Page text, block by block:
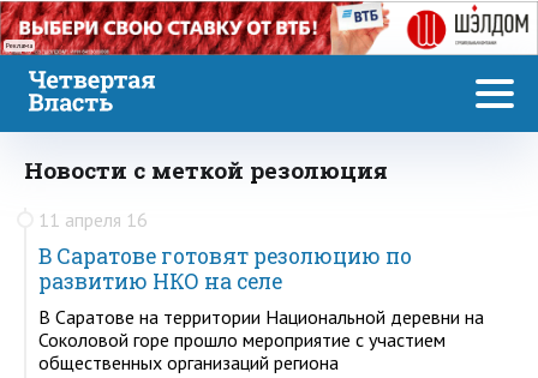
Реклама
Новости с меткой резолюция
11 апреля 16
В Саратове готовят резолюцию по
развитию НКО на селе
В Саратове на территории Национальной деревни на
Соколовой горе прошло мероприятие с участием
общественных организаций региона